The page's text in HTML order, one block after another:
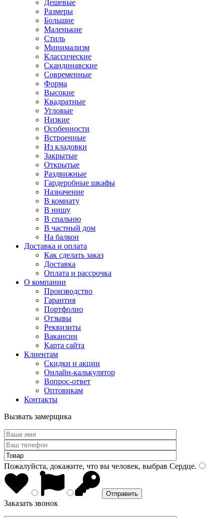
Дешевые
Размеры
Большие
Маленькие
Стиль
Минимализм
Классические
Скандинавские
Современные
Форма
Высокие
Квадратные
Угловые
Низкие
Особенности
Встроенные
Из кладовки
Закрытые
Открытые
Раздвижные
Гардеробные шкафы
Назначение
В комнату
В нишу
В спальню
В частный дом
На балкон
Доставка и оплата
Как сделать заказ
Доставка
Оплата и рассрочка
О компании
Производство
Гарантия
Портфолио
Отзывы
Реквизиты
Вакансии
Карта сайта
Клиентам
Скидки и акции
Онлайн-калькулятор
Вопрос-ответ
Оптовикам
Контакты
Вызвать замерщика
Пожалуйста, докажите, что вы человек, выбрав Сердце.
Заказать звонок